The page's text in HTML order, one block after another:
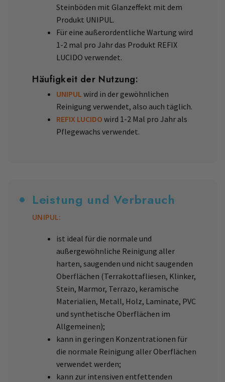
Steinböden mit Glanzeffekt mit dem
Produkt UNIPUL.
Für eine außerordentliche Wartung wird
1-2 mal pro Jahr das Produkt REFIX
LUCIDO verwendet.
Häufigkeit der Nutzung:
UNIPUL wird in der gewöhnlichen
Reinigung verwendet, also auch täglich.
REFIX LUCIDO wird 1-2 Mal pro Jahr als
Pflegewachs verwendet.
Leistung und Verbrauch
UNIPUL:
ist ideal für die normale und
außergewöhnliche Reinigung aller
harten, saugenden und nicht saugenden
Oberflächen (Terrakottafliesen, Klinker,
Stein, Marmor, Terrazo, keramische
Materialien, Metall, Holz, Laminate, PVC
und synthetische Oberflächen im
Allgemeinen);
kann in geringen Konzentrationen für
die normale Reinigung aller Oberflächen
verwendet werden;
kann zur intensiven entfettenden